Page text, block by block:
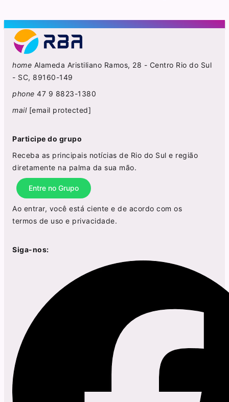
home Alameda Aristiliano Ramos, 28 - Centro Rio do Sul
- SC, 89160-149
phone 47 9 8823-1380
mail [email protected]
Participe do grupo
Receba as principais notícias de Rio do Sul e região
diretamente na palma da sua mão.
Entre no Grupo
Ao entrar, você está ciente e de acordo com os
termos de uso e privacidade.
Siga-nos: